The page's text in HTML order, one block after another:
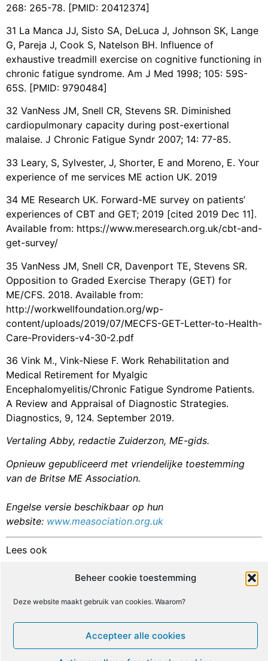
Beheer cookie toestemming
Deze website maakt gebruik van cookies. Waarom?
Accepteer alle cookies
268: 265-78. [PMID: 20412374]
31 La Manca JJ, Sisto SA, DeLuca J, Johnson SK, Lange
G, Pareja J, Cook S, Natelson BH. Influence of
exhaustive treadmill exercise on cognitive functioning in
chronic fatigue syndrome. Am J Med 1998; 105: 59S-
65S. [PMID: 9790484]
32 VanNess JM, Snell CR, Stevens SR. Diminished
cardiopulmonary capacity during post-exertional
malaise. J Chronic Fatigue Syndr 2007; 14: 77-85.
33 Leary, S, Sylvester, J, Shorter, E and Moreno, E. Your
experience of me services ME action UK. 2019
34 ME Research UK. Forward-ME survey on patients’
experiences of CBT and GET; 2019 [cited 2019 Dec 11].
Available from: https://www.meresearch.org.uk/cbt-and-
get-survey/
35 VanNess JM, Snell CR, Davenport TE, Stevens SR.
Opposition to Graded Exercise Therapy (GET) for
ME/CFS. 2018. Available from:
http://workwellfoundation.org/wp-
content/uploads/2019/07/MECFS-GET-Letter-to-Health-
Care-Providers-v4-30-2.pdf
36 Vink M., Vink-Niese F. Work Rehabilitation and
Medical Retirement for Myalgic
Encephalomyelitis/Chronic Fatigue Syndrome Patients.
A Review and Appraisal of Diagnostic Strategies.
Diagnostics, 9, 124. September 2019.
Vertaling Abby, redactie Zuiderzon, ME-gids.
Opnieuw gepubliceerd met vriendelijke toestemming
van de Britse ME Association.
Engelse versie beschikbaar op hun
website: www.measociation.org.uk
Lees ook
Trial By Error: Oxford-NHS adviseert GET/CGT
Geef een reactie